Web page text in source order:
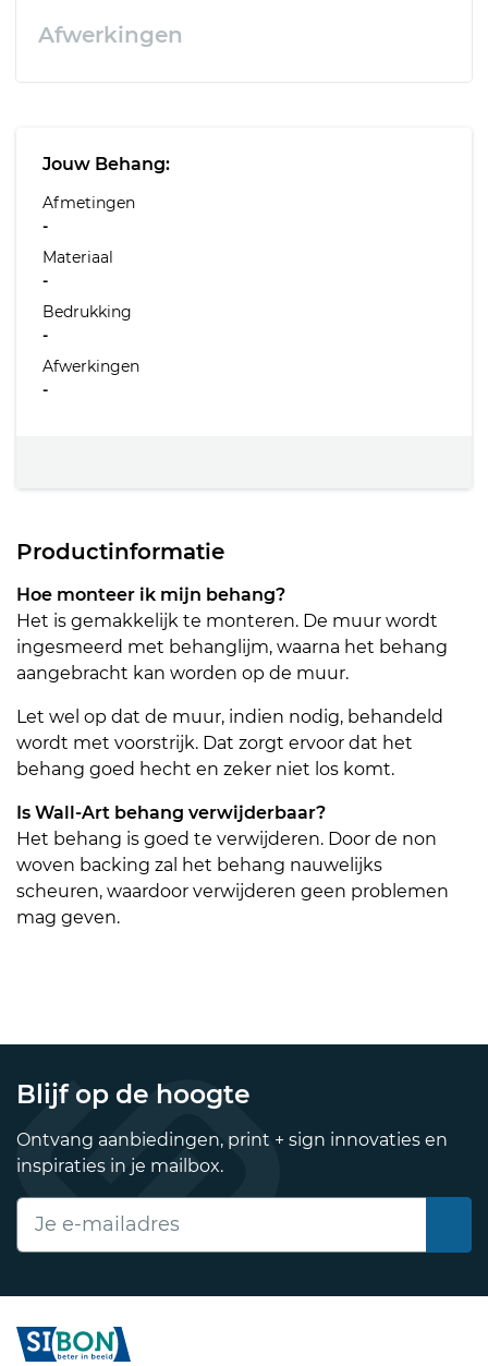
Afwerkingen
Jouw Behang:
Afmetingen
-
Materiaal
-
Bedrukking
-
Afwerkingen
-
Productinformatie
Hoe monteer ik mijn behang?
Het is gemakkelijk te monteren. De muur wordt
ingesmeerd met behanglijm, waarna het behang
aangebracht kan worden op de muur.
Let wel op dat de muur, indien nodig, behandeld
wordt met voorstrijk. Dat zorgt ervoor dat het
behang goed hecht en zeker niet los komt.
Is Wall-Art behang verwijderbaar?
Het behang is goed te verwijderen. Door de non
woven backing zal het behang nauwelijks
scheuren, waardoor verwijderen geen problemen
mag geven.
Blijf op de hoogte
Ontvang aanbiedingen, print + sign innovaties en
inspiraties in je mailbox.
E-mailadres